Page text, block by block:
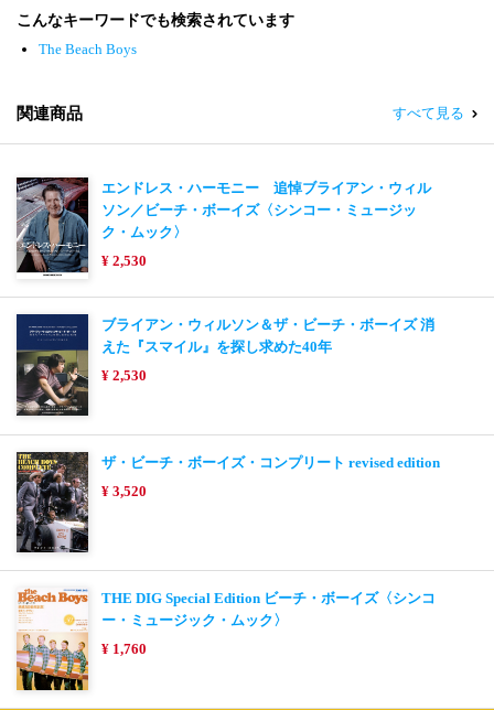
こんなキーワードでも検索されています
The Beach Boys
関連商品 すべて見る
エンドレス・ハーモニー 追悼ブライアン・ウィル
ソン／ビーチ・ボーイズ〈シンコー・ミュージッ
ク・ムック〉
¥ 2,530
ブライアン・ウィルソン＆ザ・ビーチ・ボーイズ 消
えた『スマイル』を探し求めた40年
¥ 2,530
ザ・ビーチ・ボーイズ・コンプリート revised edition
¥ 3,520
THE DIG Special Edition ビーチ・ボーイズ〈シンコ
ー・ミュージック・ムック〉
¥ 1,760